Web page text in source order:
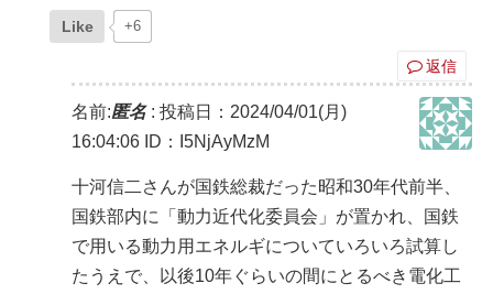
Like +6
返信
名前:匿名: 投稿日：2024/04/01(月)
16:04:06 ID：I5NjAyMzM
十河信二さんが国鉄総裁だった昭和30年代前半、
国鉄部内に「動力近代化委員会」が置かれ、国鉄
で用いる動力用エネルギについていろいろ試算し
たうえで、以後10年ぐらいの間にとるべき電化工